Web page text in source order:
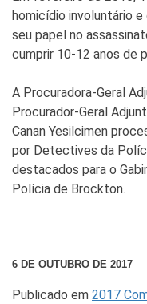
homicídio involuntário
seu papel no
cumprir 10-12 anos de
A Procuradora-Geral
Procurador-Geral
Canan Yesilcimen
por Detectives da
destacados para o
Polícia de Brockton.
6 DE OUTUBRO DE 2017
Publicado em 2017